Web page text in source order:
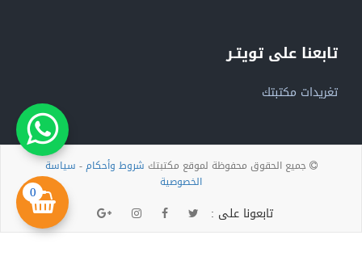
0
تابعنا على تويتـر
تغريدات مكتبتك
جميع الحقوق محفوظة لموقع مكتبتك شروط وأحكام- سياسة
الخصوصية
تابعونا على :